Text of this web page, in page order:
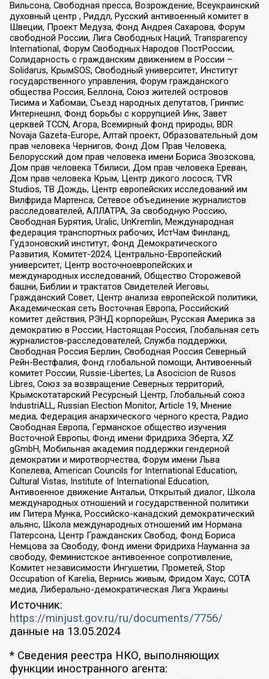
Вильсона, Свободная пресса, Возрождение, Всеукраинский
духовный центр , Риддл, Русский антивоенный комитет в
Швеции, Проект Медуза, Фонд Андрея Сахарова, Форум
свободной России, Лига Свободных Наций, Transparеncy
International, Форум Свободных Народов ПостРоссии,
Солидарность с гражданским движением в России –
Solidarus, КрымSOS, Свободный университет, Институт
государственного управления, Форум гражданского
общества Россия, Беллона, Союз жителей островов
Тисима и Хабомаи, Съезд народных депутатов, Гринпис
Интернешнл, Фонд борьбы с коррупцией Инк, Завет
церквей TCCN, Агора, Всемирный фонд природы, BDR
Novaja Gazeta-Europe, Алтай проект, Образовательный дом
прав человека Чернигов, Фонд Дом Прав Человека,
Белорусский дом прав человека имени Бориса Звозскова,
Дом прав человека Тбилиси, Дом прав человека Ереван,
Дом прав человека Крым, Центр дикого лосося, TVR
Studios, ТВ Дождь, Центр европейских исследований им
Вилфрида Мартенса, Сетевое объединение журналистов
расследователей, АЛЛАТРА, За свободную Россию,
Свободная Бурятия, Uralic, UnKremlin, Международная
федерация транспортных рабочих, ИстЧам Финланд,
Гудзоновский институт, Фонд Демократического
Развития, Комитет-2024, Центрально-Европейский
университет, Центр восточноевропейских и
международных исследований, Общество Сторожевой
башни, Библии и трактатов Свидетелей Иеговы,
Гражданский Совет, Центр анализа европейской политики,
Академическая сеть Восточная Европа, Российский
комитет действия, РЭНД корпорейшн, Русская Америка за
демократию в России, Настоящая Россия, Глобальная сеть
журналистов-расследователей, Служба поддержки,
Свободная Россия Берлин, Свободная Россия Северный
Рейн-Вестфалия, Фонд глобальной помощи, Антивоенный
комитет России, Russie-Libertes, La Asocicion de Rusos
Libres, Союз за возвращение Северных территорий,
Крымскотатарский Ресурсный Центр, Глобальный союз
IndustriALL, Russian Election Monitor, Article 19, Мнение
медиа, Федерация анархического черного креста, Радио
Свободная Европа, Германское общество изучения
Восточной Европы, Фонд имени Фридриха Эберта, XZ
gGmbH, Мобильная академия поддержки гендерной
демократии и миротворчества, Форум имени Льва
Копелева, American Councils for International Education,
Cultural Vistas, Institute of International Education,
Антивоенное движение Антальи, Открытый диалог, Школа
международных отношений и государственной политики
им Питера Мунка, Российско-канадский демократический
альянс, Школа международных отношений им Нормана
Патерсона, Центр Гражданских Свобод, Фонд Бориса
Немцова за Свободу, Фонд имени Фридриха Науманна за
свободу, Феминистское антивоенное сопротивление,
Комитет независимости Ингушетии, Прометей, Stop
Occupation of Karelia, Вернись живым, Фридом Хаус, СОТА
медиа, Либерально-демократическая Лига Украины
Источник:
https://minjust.gov.ru/ru/documents/7756/
данные на 13.05.2024
* Сведения реестра НКО, выполняющих
функции иностранного агента: